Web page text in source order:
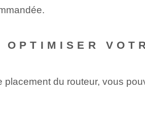
du routeur, vous